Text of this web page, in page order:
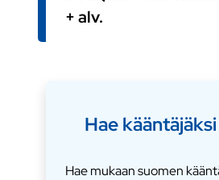
+ alv.
Hae kääntäjäksi
Hae mukaan suomen